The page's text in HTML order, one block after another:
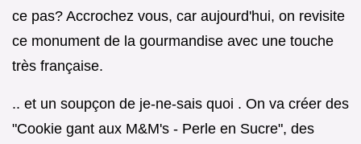
ce pas? Accrochez vous, car aujourd'hui, on revisite
ce monument de la gourmandise avec une touche
très française.
.. et un soupçon de je-ne-sais quoi . On va créer des
"Cookie gant aux M&M's - Perle en Sucre", des